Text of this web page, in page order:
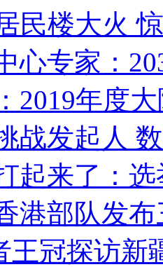
民楼大火
心专家：
2019年度
战发起人
起来了：
港部队发
王冠探访新